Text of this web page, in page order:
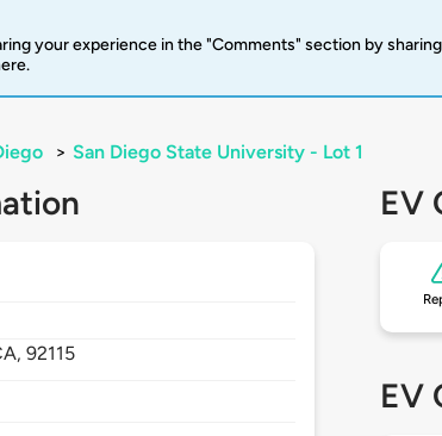
your experience in the "Comments" section by
> San Diego State University - Lot 1
92115
EV
EV